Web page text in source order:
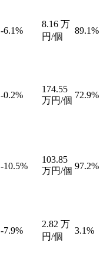
-6.1%
8.16 万
円/個
89.1%
-0.2%
174.55
万円/個
72.9%
-10.5%
103.85
万円/個 97.2%
-7.9%
2.82 万
円/個
3.1%